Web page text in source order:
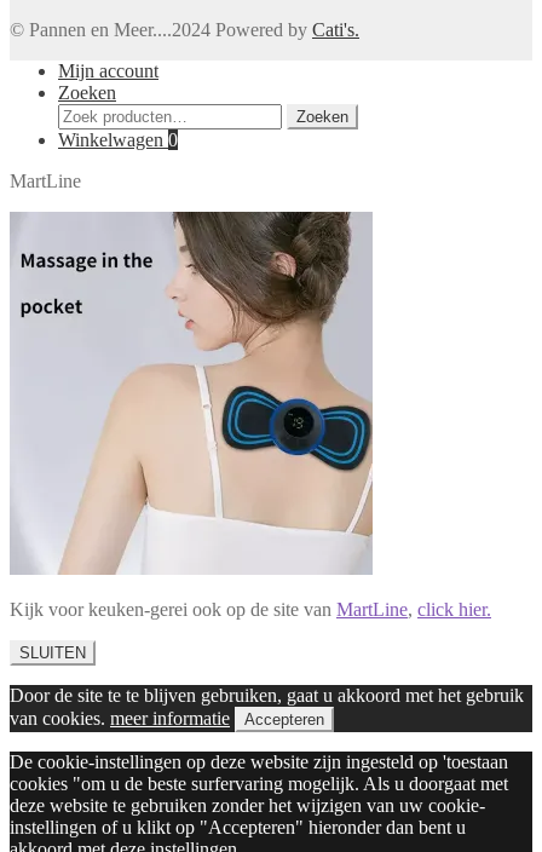
© Pannen en Meer....2024 Powered by Cati's.
Mijn account
Zoeken
Zoeken
naar:
Zoeken
Winkelwagen 0
MartLine
Kijk voor keuken-gerei ook op de site van MartLine, click hier.
SLUITEN
Door de site te te blijven gebruiken, gaat u akkoord met het gebruik
van cookies. meer informatie Accepteren
De cookie-instellingen op deze website zijn ingesteld op 'toestaan
cookies "om u de beste surfervaring mogelijk. Als u doorgaat met
deze website te gebruiken zonder het wijzigen van uw cookie-
instellingen of u klikt op "Accepteren" hieronder dan bent u